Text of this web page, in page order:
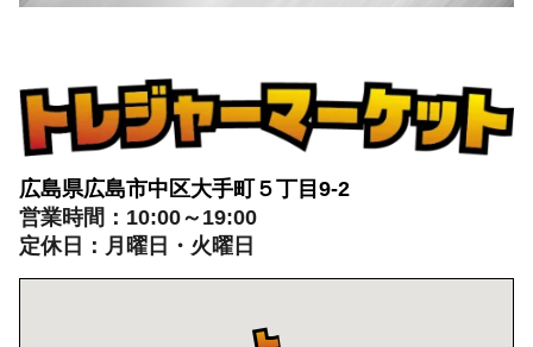
広島県広島市中区大手町５丁目9-2
営業時間：10:00～19:00
定休日：月曜日・火曜日